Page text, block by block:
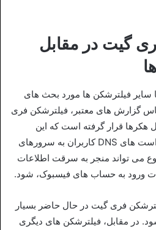
گیت در مقابل
سایر فیلترشکن‌ ها مورد بحث‌ های
گزارش‌ های معتبر، فیلترشکن فری
قرار گرفته است که این
موضوع باعث می‌ شود درخواست‌ های DNS کاربران به سرورهای
می‌ تواند منجر به سرقت اطلاعات
ورود به حساب‌ های فیسبوک، شود.
فری گیت در حال حاضر بسیار
در مقابل، فیلترشکن‌ های دیگری